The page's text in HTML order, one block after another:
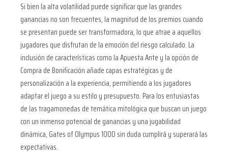
Si bien la alta volatilidad puede significar que las grandes
ganancias no son frecuentes, la magnitud de los premios cuando
se presentan puede ser transformadora, lo que atrae a aquellos
jugadores que disfrutan de la emoción del riesgo calculado. La
inclusión de características como la Apuesta Ante y la opción de
Compra de Bonificación añade capas estratégicas y de
personalización a la experiencia, permitiendo a los jugadores
adaptar el juego a su estilo y presupuesto. Para los entusiastas
de las tragamonedas de temática mitológica que buscan un juego
con un inmenso potencial de ganancias y una jugabilidad
dinámica, Gates of Olympus 1000 sin duda cumplirá y superará las
expectativas.